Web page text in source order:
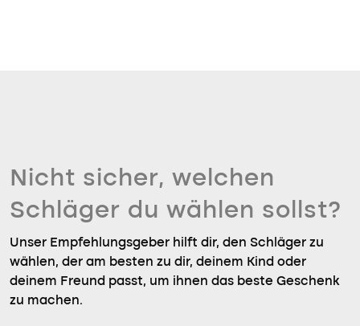
Nicht sicher, welchen
Schläger du wählen sollst?
Unser Empfehlungsgeber hilft dir, den Schläger zu
wählen, der am besten zu dir, deinem Kind oder
deinem Freund passt, um ihnen das beste Geschenk
zu machen.